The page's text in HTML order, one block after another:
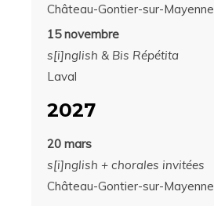
Château-Gontier-sur-Mayenne
15 novembre
s[i]nglish & Bis Répétita
Laval
2027
20 mars
s[i]nglish + chorales invitées
Château-Gontier-sur-Mayenne